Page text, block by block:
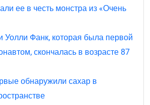
ее в честь монстра из «Очень
Уолли Фанк, которая была первой
скончалась в возрасте 87
обнаружили сахар в